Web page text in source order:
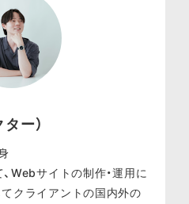
ー）
Webサイトの制作・運用に
クライアントの国内外の